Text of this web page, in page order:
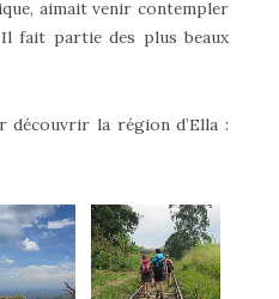
aimait venir contempler
fait partie des plus beaux
découvrir la région d’Ella :